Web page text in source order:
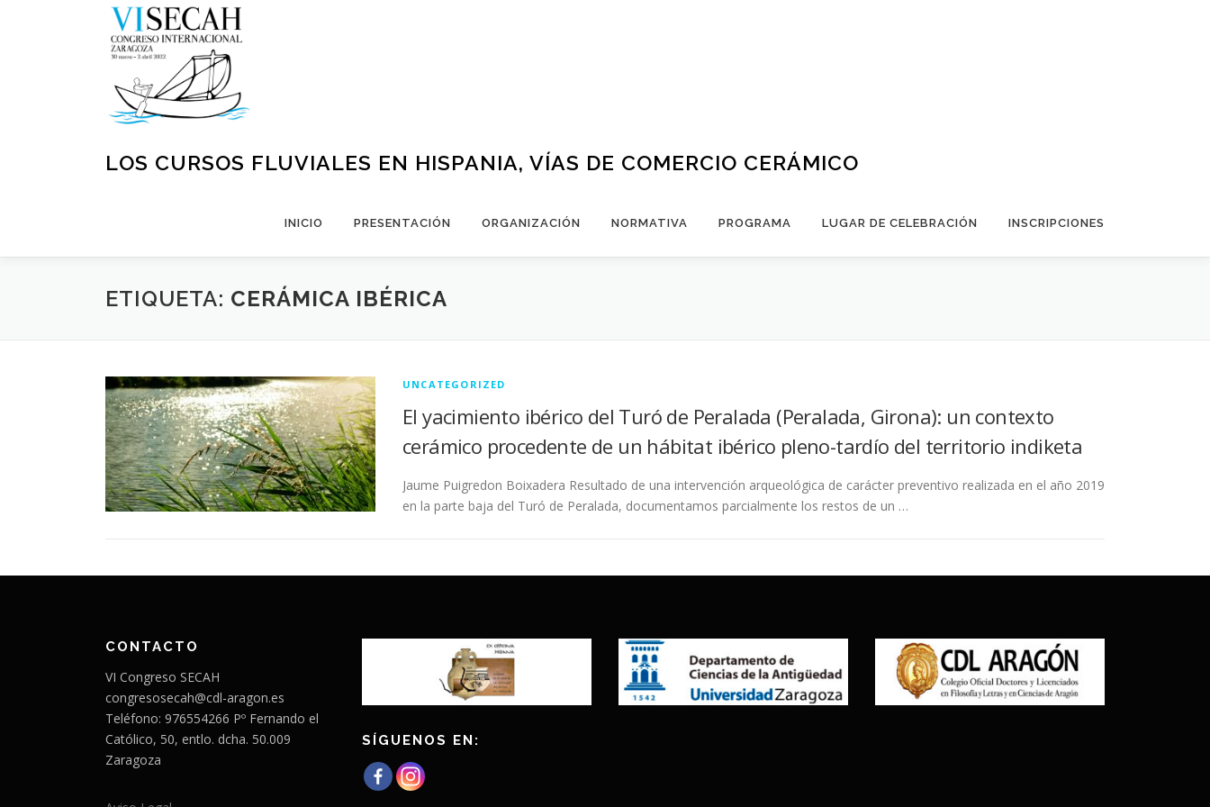
LOS CURSOS FLUVIALES EN HISPANIA, VÍAS DE COMERCIO CERÁMICO
INICIO PRESENTACIÓN ORGANIZACIÓN NORMATIVA PROGRAMA LUGAR DE CELEBRACIÓN INSCRIPCIONES
ETIQUETA: CERÁMICA IBÉRICA
UNCATEGORIZED
El yacimiento ibérico del Turó de Peralada (Peralada, Girona): un contexto
cerámico procedente de un hábitat ibérico pleno-tardío del territorio indiketa
Jaume Puigredon Boixadera Resultado de una intervención arqueológica de carácter preventivo realizada en el año 2019
en la parte baja del Turó de Peralada, documentamos parcialmente los restos de un …
CONTACTO
VI Congreso SECAH
congresosecah@cdl-aragon.es
Teléfono: 976554266 Pº Fernando el
Católico, 50, entlo. dcha. 50.009
Zaragoza
SÍGUENOS EN: